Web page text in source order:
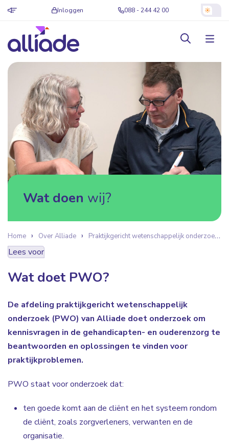
Inloggen 088 - 244 42 00
Wat doen wij?
Home Over Alliade Praktijkgericht wetenschappelijk onderzoek
Lees voor
Wat doet PWO?
De afdeling praktijkgericht wetenschappelijk
onderzoek (PWO) van Alliade doet onderzoek om
kennisvragen in de gehandicapten- en ouderenzorg te
beantwoorden en oplossingen te vinden voor
praktijkproblemen.
PWO staat voor onderzoek dat:
ten goede komt aan de cliënt en het systeem rondom
de cliënt, zoals zorgverleners, verwanten en de
organisatie.